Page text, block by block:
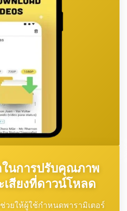
ในการปรับคุณภาพ
เสียงที่ดาวน์โหลด
วยให้ผู้ใช้กำหนดพารามิเตอร์